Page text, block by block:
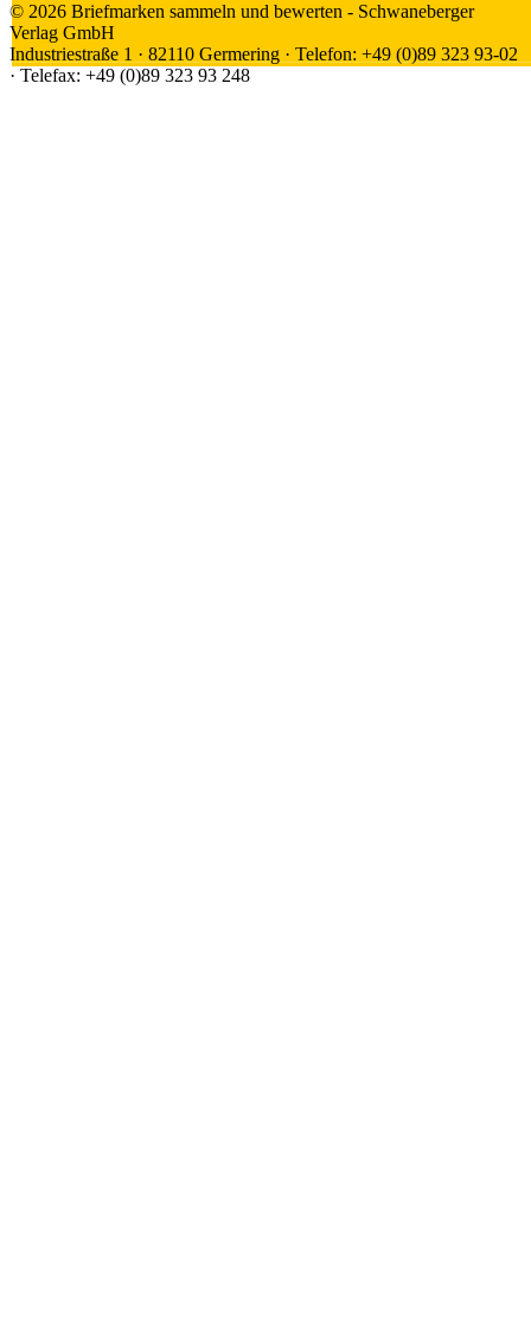
© 2026 Briefmarken sammeln und bewerten - Schwaneberger
Verlag GmbH
Industriestraße 1 · 82110 Germering · Telefon: +49 (0)89 323 93-02
· Telefax: +49 (0)89 323 93 248